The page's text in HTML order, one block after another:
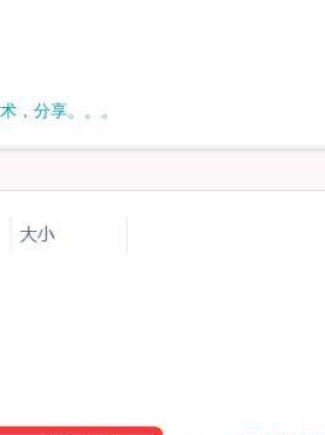
，分享。。。